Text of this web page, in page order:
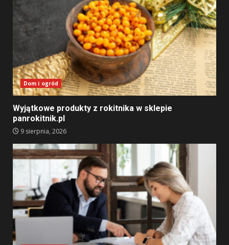
Dom i ogród
Wyjątkowe produkty z rokitnika w sklepie
panrokitnik.pl
9 sierpnia, 2026